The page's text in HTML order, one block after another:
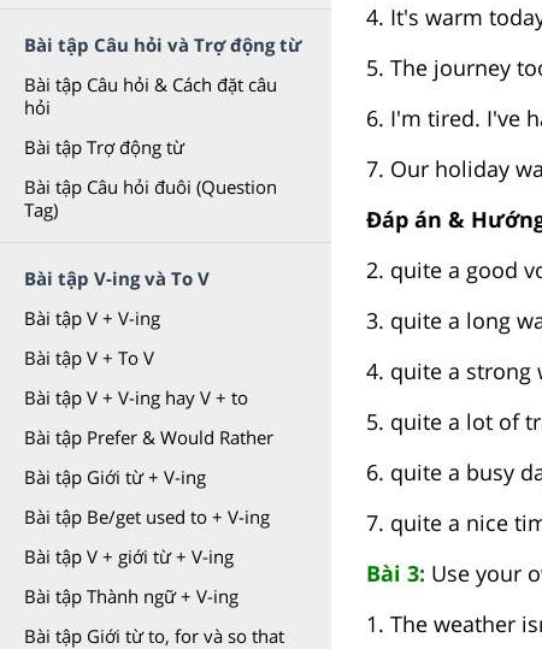
Bài tập Câu hỏi và Trợ động từ
Bài tập Câu hỏi & Cách đặt câu
hỏi
Bài tập Trợ động từ
Bài tập Câu hỏi đuôi (Question
Tag)
Bài tập V-ing và To V
Bài tập V + V-ing
Bài tập V + To V
Bài tập V + V-ing hay V + to
Bài tập Prefer & Would Rather
Bài tập Giới từ + V-ing
Bài tập Be/get used to + V-ing
Bài tập V + giới từ + V-ing
Bài tập Thành ngữ + V-ing
Bài tập Giới từ to, for và so that
4. It's warm
5. The journey
6. I'm tired. I've
7. Our holiday
Đáp án &
2. quite a good
3. quite a long
4. quite a strong
5. quite a lot of
6. quite a busy
7. quite a nice
Bài 3: Use your
1. The weather